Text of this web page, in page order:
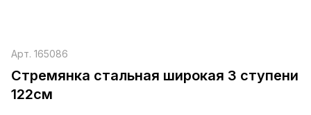
Арт. 165086
Стремянка стальная широкая 3 ступени
122см